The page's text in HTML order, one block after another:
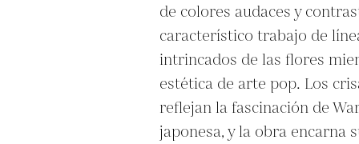
de colores audaces y
característico trabajo de
intrincados de las flores
estética de arte pop. Los
reflejan la fascinación de
japonesa, y la obra encarna